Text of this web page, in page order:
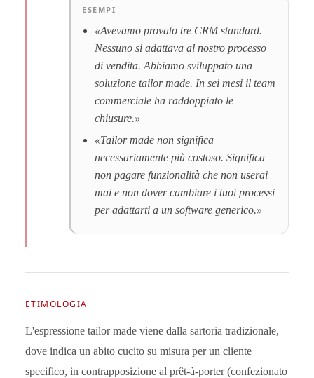
ESEMPI
«Avevamo provato tre CRM standard.
Nessuno si adattava al nostro processo
di vendita. Abbiamo sviluppato una
soluzione tailor made. In sei mesi il team
commerciale ha raddoppiato le
chiusure.»
«Tailor made non significa
necessariamente più costoso. Significa
non pagare funzionalità che non userai
mai e non dover cambiare i tuoi processi
per adattarti a un software generico.»
ETIMOLOGIA
L'espressione tailor made viene dalla sartoria tradizionale,
dove indica un abito cucito su misura per un cliente
specifico, in contrapposizione al prêt-à-porter (confezionato